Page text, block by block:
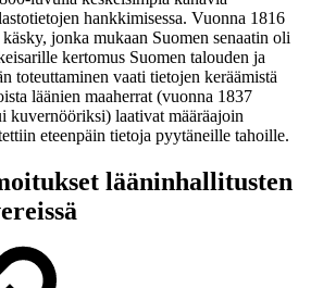
hankkimisessa. Vuonna 1816
jonka mukaan Suomen senaatin oli
kertomus Suomen talouden ja
toteuttaminen vaati tietojen keräämistä
läänien maaherrat (vuonna 1837
kuvernööriksi) laativat määräajoin
eteenpäin tietoja pyytäneille tahoille.
lääninhallitusten